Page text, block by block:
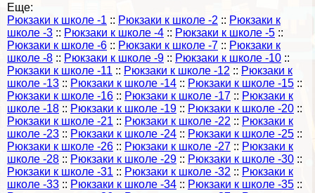
Еще:
Рюкзаки к школе -1 :: Рюкзаки к школе -2 :: Рюкзаки к
школе -3 :: Рюкзаки к школе -4 :: Рюкзаки к школе -5 ::
Рюкзаки к школе -6 :: Рюкзаки к школе -7 :: Рюкзаки к
школе -8 :: Рюкзаки к школе -9 :: Рюкзаки к школе -10 ::
Рюкзаки к школе -11 :: Рюкзаки к школе -12 :: Рюкзаки к
школе -13 :: Рюкзаки к школе -14 :: Рюкзаки к школе -15 ::
Рюкзаки к школе -16 :: Рюкзаки к школе -17 :: Рюкзаки к
школе -18 :: Рюкзаки к школе -19 :: Рюкзаки к школе -20 ::
Рюкзаки к школе -21 :: Рюкзаки к школе -22 :: Рюкзаки к
школе -23 :: Рюкзаки к школе -24 :: Рюкзаки к школе -25 ::
Рюкзаки к школе -26 :: Рюкзаки к школе -27 :: Рюкзаки к
школе -28 :: Рюкзаки к школе -29 :: Рюкзаки к школе -30 ::
Рюкзаки к школе -31 :: Рюкзаки к школе -32 :: Рюкзаки к
школе -33 :: Рюкзаки к школе -34 :: Рюкзаки к школе -35 ::